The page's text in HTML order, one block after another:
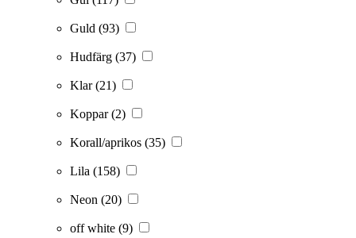
Guld (93)
Hudfärg (37)
Klar(21)
Koppar(2)
Korall/aprikos (35)
Lila (158)
Neon (20)
off white (9)